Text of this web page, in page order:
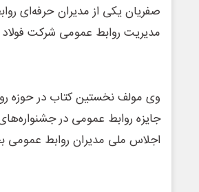
صفریان یکی از مدیران حرفه‌ای
مدیریت روابط‌ عمومی شرکت
وی مولف نخستین کتاب در حوزه
جایزه روابط عمومی در
اجلاس ملی مدیران روابط